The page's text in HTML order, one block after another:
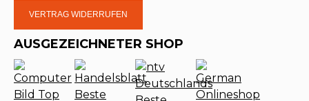
VERTRAG WIDERRUFEN
AUSGEZEICHNETER SHOP